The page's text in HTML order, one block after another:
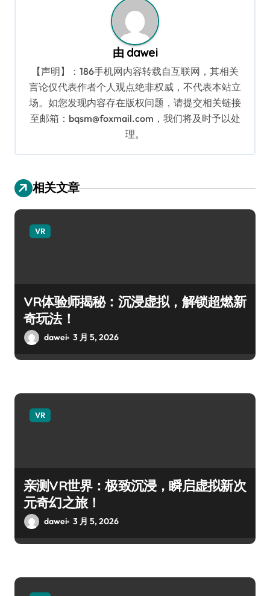
由 dawei
【声明】：186手机网内容转载自互联网，其相关
言论仅代表作者个人观点绝非权威，不代表本站立
场。如您发现内容存在版权问题，请提交相关链接
至邮箱：bqsm@foxmail.com，我们将及时予以处
理。
相关文章
VR
VR体验师揭秘：沉浸虚拟，解锁超燃新
奇玩法！
dawei 3 月 5, 2026
VR
亲测VR世界：极致沉浸，瞬启虚拟新次
元奇幻之旅！
dawei 3 月 5, 2026